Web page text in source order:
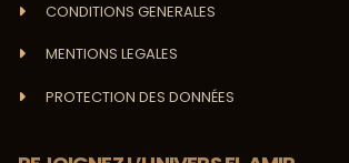
CONDITIONS GENERALES
MENTIONS LEGALES
PROTECTION DES DONNÉES